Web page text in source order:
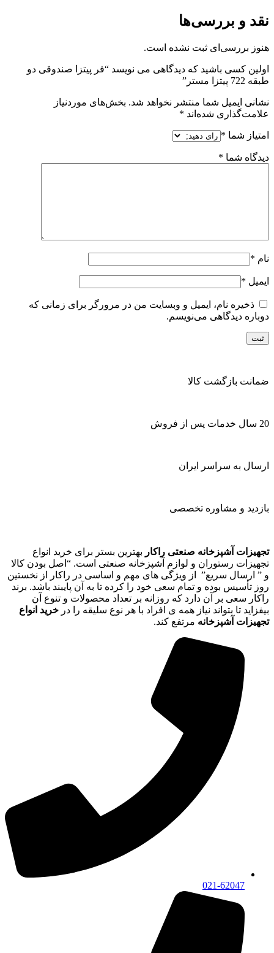
نقد و بررسی‌ها
هنوز بررسی‌ای ثبت نشده است.
اولین کسی باشید که دیدگاهی می نویسد “فر پیتزا صندوقی دو
طبقه 722 پیتزا مستر”
نشانی ایمیل شما منتشر نخواهد شد. بخش‌های موردنیاز
علامت‌گذاری شده‌اند *
امتیاز شما *
دیدگاه شما *
نام *
ایمیل *
ذخیره نام، ایمیل و وبسایت من در مرورگر برای زمانی که
دوباره دیدگاهی می‌نویسم.
ضمانت بازگشت کالا
20 سال خدمات پس از فروش
ارسال به سراسر ایران
بازدید و مشاوره تخصصی
تجهیزات آشپزخانه صنعتی راکار بهترین بستر برای خرید انواع
تجهیزات رستوران و لوازم آشپزخانه صنعتی است. “اصل بودن کالا
و ” ارسال سریع” از ویژگی های مهم و اساسی در راکار از نخستین
روز تأسیس بوده و تمام سعی خود را کرده تا به آن پایبند باشد. برند
راکار سعی بر آن دارد که روزانه بر تعداد محصولات و تنوع آن
بیفزاید تا بتواند نیاز همه ی افراد با هر نوع سلیقه را در خرید انواع
تجهیزات آشپزخانه مرتفع کند.
021-62047